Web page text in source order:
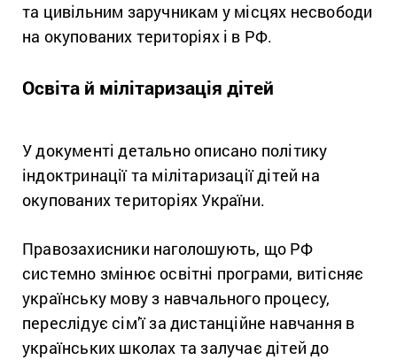
та цивільним заручникам у місцях несвободи
на окупованих територіях і в РФ.
Освіта й мілітаризація дітей
У документі детально описано політику
індоктринації та мілітаризації дітей на
окупованих територіях України.
Правозахисники наголошують, що РФ
системно змінює освітні програми, витісняє
українську мову з навчального процесу,
переслідує сім’ї за дистанційне навчання в
українських школах та залучає дітей до